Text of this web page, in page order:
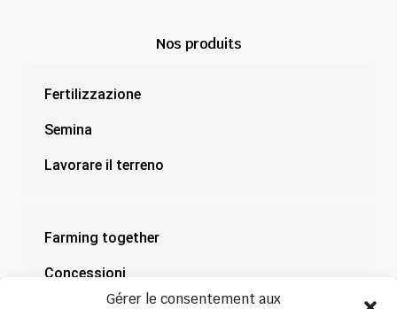
Gérer le consentement aux
Nos produits
Fertilizzazione
Semina
Lavorare il terreno
Farming together
Concessioni